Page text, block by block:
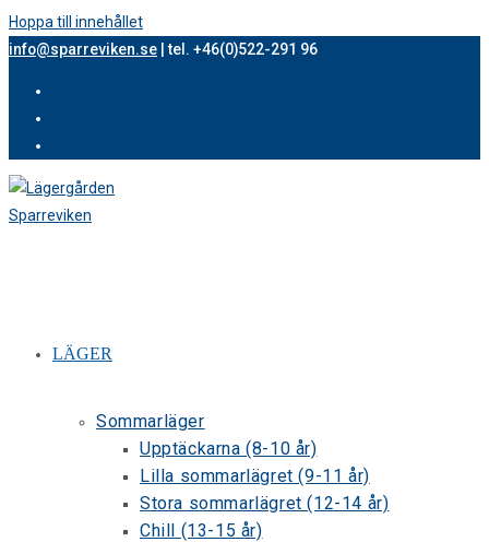
Hoppa till innehållet
info@sparreviken.se | tel. +46(0)522-291 96
LÄGER
Sommarläger
Upptäckarna (8-10 år)
Lilla sommarlägret (9-11 år)
Stora sommarlägret (12-14 år)
Chill (13-15 år)